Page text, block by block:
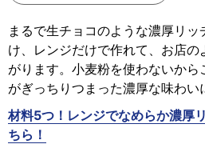
まるで生チョコのような濃厚リ
け、レンジだけで作れて、お店
がります。小麦粉を使わないから
がぎっちりつまった濃厚な味わい
材料5つ！レンジでなめらか濃厚
ちら！